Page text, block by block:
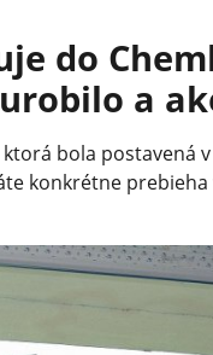
do
a
bola postavená
konkrétne